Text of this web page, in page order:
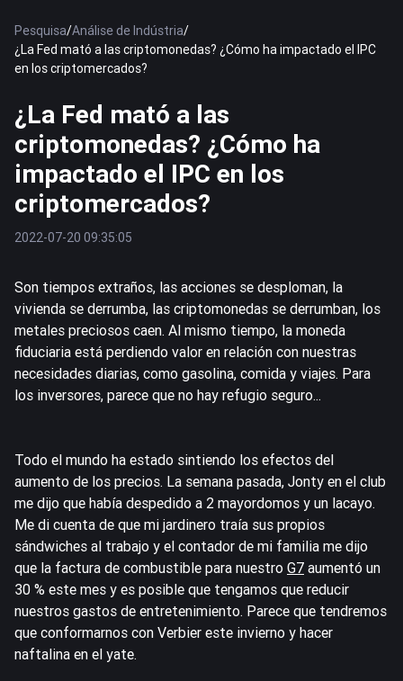
Pesquisa/Análise de Indústria/
¿La Fed mató a las criptomonedas? ¿Cómo ha impactado el IPC
en los criptomercados?
¿La Fed mató a las
criptomonedas? ¿Cómo ha
impactado el IPC en los
criptomercados?
2022-07-20 09:35:05
Son tiempos extraños, las acciones se desploman, la
vivienda se derrumba, las criptomonedas se derrumban, los
metales preciosos caen. Al mismo tiempo, la moneda
fiduciaria está perdiendo valor en relación con nuestras
necesidades diarias, como gasolina, comida y viajes. Para
los inversores, parece que no hay refugio seguro...
Todo el mundo ha estado sintiendo los efectos del
aumento de los precios. La semana pasada, Jonty en el club
me dijo que había despedido a 2 mayordomos y un lacayo.
Me di cuenta de que mi jardinero traía sus propios
sándwiches al trabajo y el contador de mi familia me dijo
que la factura de combustible para nuestro G7 aumentó un
30 % este mes y es posible que tengamos que reducir
nuestros gastos de entretenimiento. Parece que tendremos
que conformarnos con Verbier este invierno y hacer
naftalina en el yate.